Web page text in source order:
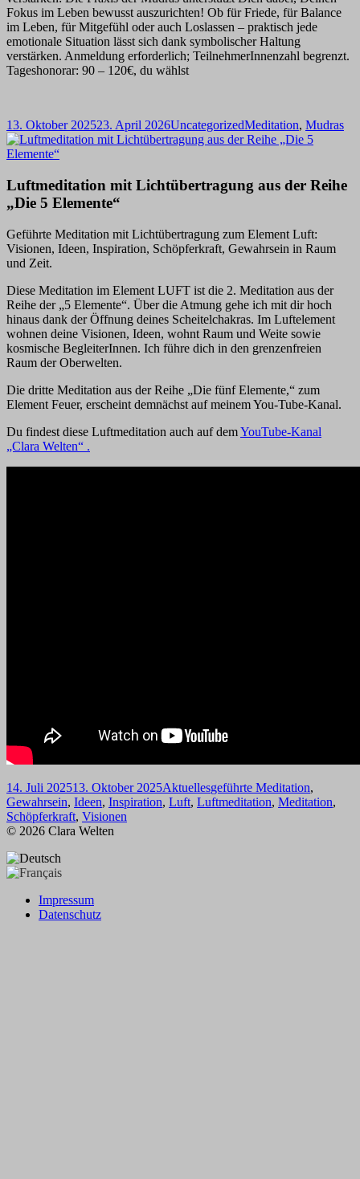
Fokus im Leben bewusst auszurichten! Ob für Friede, für Balance
im Leben, für Mitgefühl oder auch Loslassen – praktisch jede
emotionale Situation lässt sich dank symbolischer Haltung
verstärken. Anmeldung erforderlich; TeilnehmerInnenzahl begrenzt.
Tageshonorar: 90 – 120€, du wählst
Veröffentlicht
am
13. Oktober 202523. April 2026Kategorien
UncategorizedSchlagwörter
Meditation, Mudras
Luftmeditation mit Lichtübertragung aus der Reihe
„Die 5 Elemente“
Geführte Meditation mit Lichtübertragung zum Element Luft:
Visionen, Ideen, Inspiration, Schöpferkraft, Gewahrsein in Raum
und Zeit.
Diese Meditation im Element LUFT ist die 2. Meditation aus der
Reihe der „5 Elemente“. Über die Atmung gehe ich mit dir hoch
hinaus dank der Öffnung deines Scheitelchakras. Im Luftelement
wohnen deine Visionen, Ideen, wohnt Raum und Weite sowie
kosmische BegleiterInnen. Ich führe dich in den grenzenfreien
Raum der Oberwelten.
Die dritte Meditation aus der Reihe „Die fünf Elemente,“ zum
Element Feuer, erscheint demnächst auf meinem You-Tube-Kanal.
Du findest diese Luftmeditation auch auf demYouTube-Kanal
„Clara Welten“ .
Veröffentlicht
am
14. Juli 202513. Oktober 2025Kategorien
AktuellesSchlagwörter
geführte Meditation,
Gewahrsein, Ideen, Inspiration, Luft, Luftmeditation, Meditation,
Schöpferkraft, Visionen
© 2026 Clara Welten
Impressum
Datenschutz